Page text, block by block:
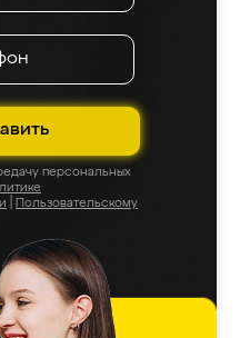
персональных
Пользовательскому